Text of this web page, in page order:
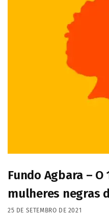
Fundo Agbara –
mulheres negras
25 DE SETEMBRO DE 2021